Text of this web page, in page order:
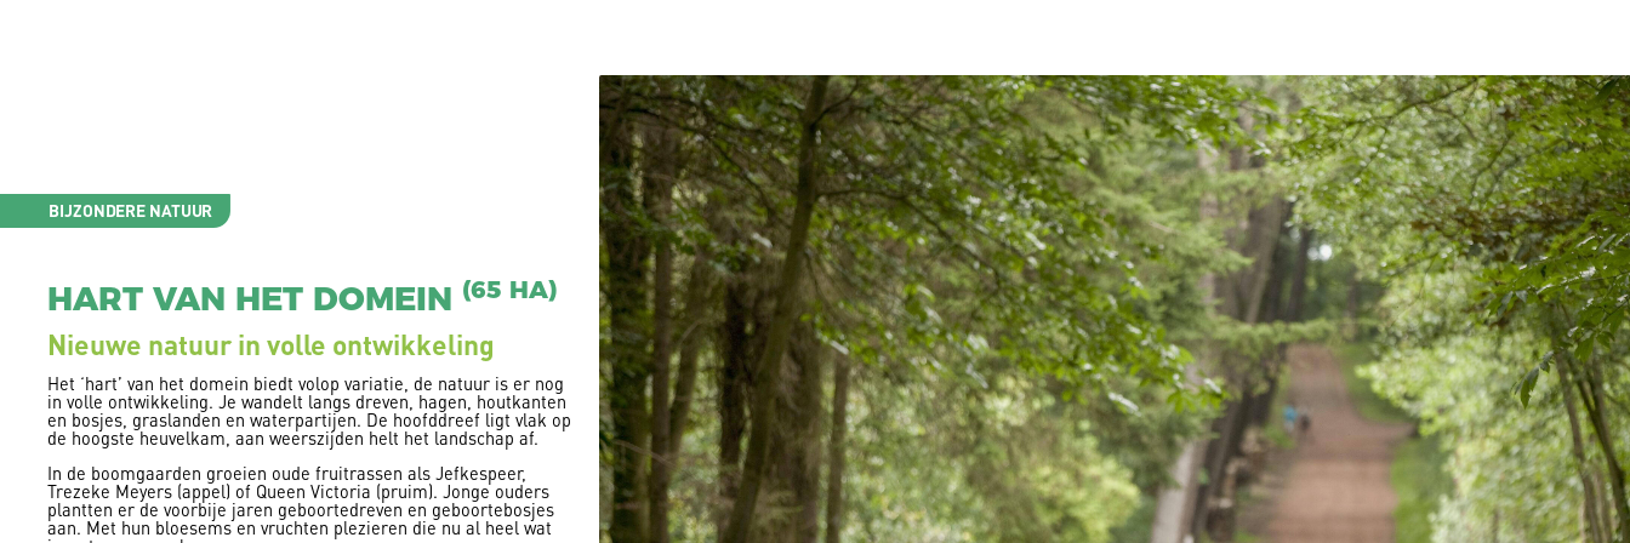
Het ‘hart’ van het domein biedt volop variatie, de natuur is er nog
in volle ontwikkeling. Je wandelt langs dreven, hagen, houtkanten
en bosjes, graslanden en waterpartijen. De hoofddreef ligt vlak op
de hoogste heuvelkam, aan weerszijden helt het landschap af.
In de boomgaarden groeien oude fruitrassen als Jefkespeer,
Trezeke Meyers (appel) of Queen Victoria (pruim). Jonge ouders
plantten er de voorbije jaren geboortedreven en geboortebosjes
aan. Met hun bloesems en vruchten plezieren die nu al heel wat
Nieuwe natuur in volle ontwikkeling
HART VAN HET DOMEIN (65 HA)
BIJZONDERE NATUUR